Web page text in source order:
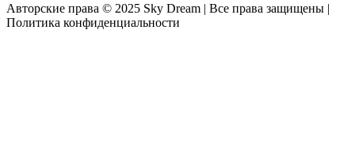
Авторские права © 2025 Sky Dream | Все права защищены |
Политика конфиденциальности